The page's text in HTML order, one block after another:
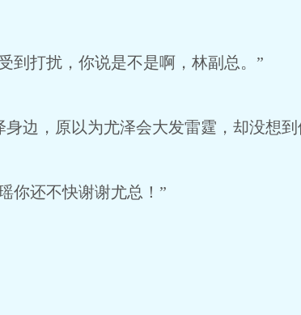
到打扰，你说是不是啊，林副总。”
边，原以为尤泽会大发雷霆，却没想
你还不快谢谢尤总！”